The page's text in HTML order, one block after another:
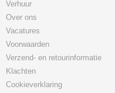
Verhuur
Over ons
Vacatures
Voorwaarden
Verzend- en retourinformatie
Klachten
Cookieverklaring